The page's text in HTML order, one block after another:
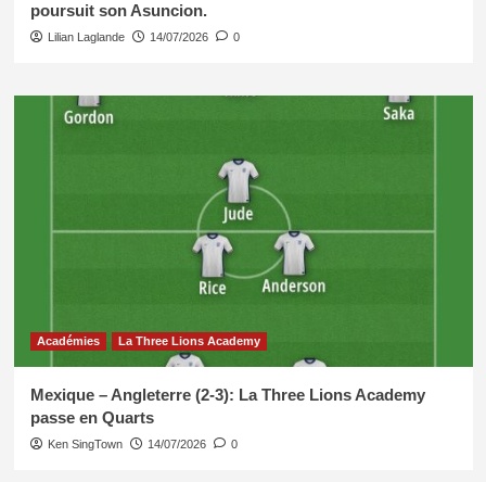
poursuit son Asuncion.
Lilian Laglande 14/07/2026 0
Académies La Three Lions Academy
Mexique – Angleterre (2-3): La Three Lions Academy
passe en Quarts
Ken SingTown 14/07/2026 0